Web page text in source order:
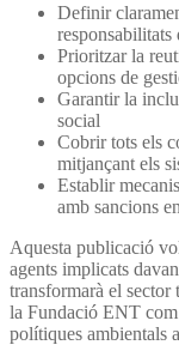
Definir
responsabilitats
Prioritzar la
opcions de
Garantir la
social
Cobrir tots els
mitjançant els
Establir
amb sancions
Aquesta publicació
agents implicats
transformarà el sector
la Fundació ENT
polítiques ambientals